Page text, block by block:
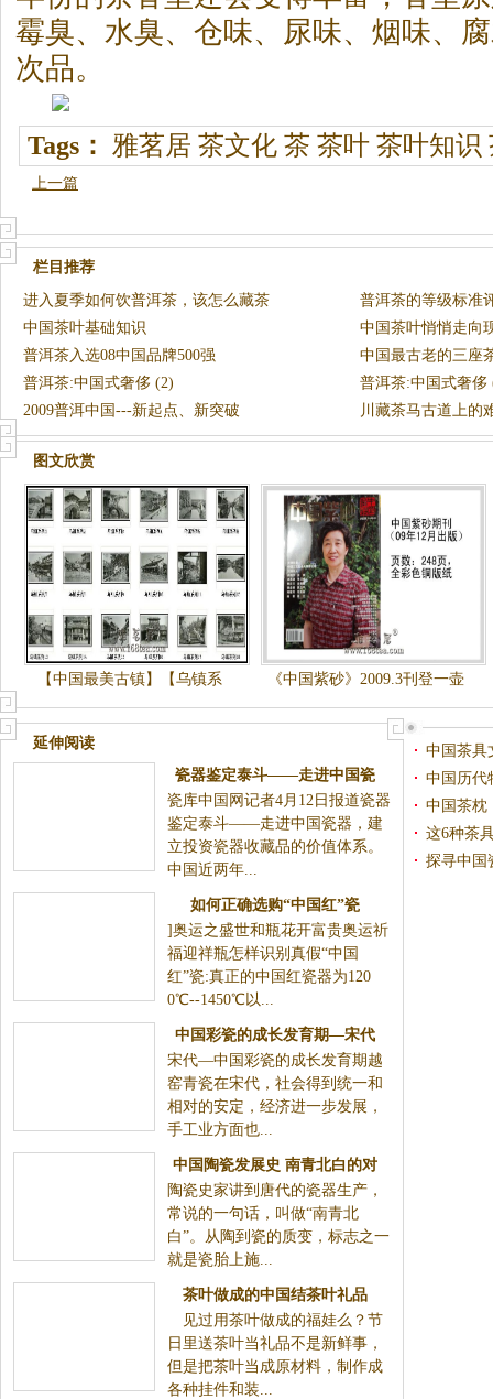
霉臭、水臭、仓味、尿味、烟味、
次品。
Tags： 雅茗居 茶文化 茶 茶叶 茶叶知识
上一篇
栏目推荐
进入夏季如何饮普洱茶，该怎么藏茶
普洱茶的等级标准
中国茶叶基础知识
中国茶叶悄悄走向
普洱茶入选08中国品牌500强
中国最古老的三座
普洱茶:中国式奢侈 (2)
普洱茶:中国式奢侈
2009普洱中国---新起点、新突破
川藏茶马古道上的
图文欣赏
【中国最美古镇】【乌镇系
列】
《中国紫砂》2009.3刊登一壶
居士老师给鲁文健的信
延伸阅读
瓷器鉴定泰斗——走进中国瓷
器，建立投资瓷器收藏品的价值
体系
瓷库中国网记者4月12日报道瓷器
鉴定泰斗——走进中国瓷器，建
立投资瓷器收藏品的价值体系。
中国近两年...
如何正确选购“中国红”瓷
]奥运之盛世和瓶花开富贵奥运祈
福迎祥瓶怎样识别真假“中国
红”瓷:真正的中国红瓷器为120
0℃--1450℃以...
中国彩瓷的成长发育期—宋代
宋代—中国彩瓷的成长发育期越
窑青瓷在宋代，社会得到统一和
相对的安定，经济进一步发展，
手工业方面也...
中国陶瓷发展史 南青北白的对
话
陶瓷史家讲到唐代的瓷器生产，
常说的一句话，叫做“南青北
白”。从陶到瓷的质变，标志之一
就是瓷胎上施...
茶叶做成的中国结茶叶礼品
见过用茶叶做成的福娃么？节
日里送茶叶当礼品不是新鲜事，
但是把茶叶当成原材料，制作成
各种挂件和装...
中国茶具
中国历代
中国茶枕
这6种茶
探寻中国